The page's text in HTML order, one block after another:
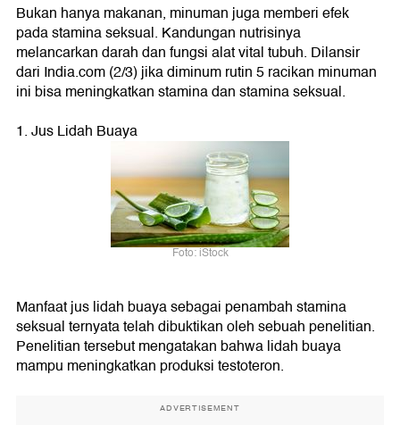
Bukan hanya makanan, minuman juga memberi efek
pada stamina seksual. Kandungan nutrisinya
melancarkan darah dan fungsi alat vital tubuh. Dilansir
dari India.com (2/3) jika diminum rutin 5 racikan minuman
ini bisa meningkatkan stamina dan stamina seksual.
1. Jus Lidah Buaya
Foto: iStock
Manfaat jus lidah buaya sebagai penambah stamina
seksual ternyata telah dibuktikan oleh sebuah penelitian.
Penelitian tersebut mengatakan bahwa lidah buaya
mampu meningkatkan produksi testoteron.
ADVERTISEMENT